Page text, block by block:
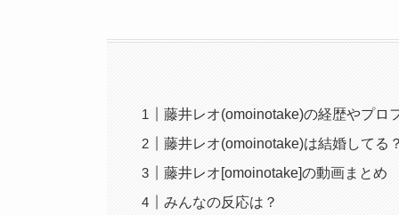
藤井レオ(omoinotake)の経歴やプロ
藤井レオ(omoinotake)は結婚してる
藤井レオ[omoinotake]の動画まとめ
みんなの反応は？